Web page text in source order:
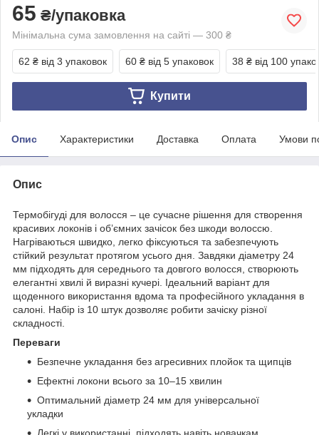
65 ₴/упаковка
Мінімальна сума замовлення на сайті — 300 ₴
62 ₴ від 3 упаковок 60 ₴ від 5 упаковок 38 ₴ від 100
Купити
Опис Характеристики Доставка Оплата Умови
Опис
Термобігуді для волосся – це сучасне рішення для створення
красивих локонів і об’ємних зачісок без шкоди волоссю.
Нагріваються швидко, легко фіксуються та забезпечують
стійкий результат протягом усього дня. Завдяки діаметру 24
мм підходять для середнього та довгого волосся, створюють
елегантні хвилі й виразні кучері. Ідеальний варіант для
щоденного використання вдома та професійного укладання в
салоні. Набір із 10 штук дозволяє робити зачіску різної
складності.
Переваги
Безпечне укладання без агресивних плойок та щипців
Ефектні локони всього за 10–15 хвилин
Оптимальний діаметр 24 мм для універсальної
укладки
Легкі у використанні, підходять навіть новачкам